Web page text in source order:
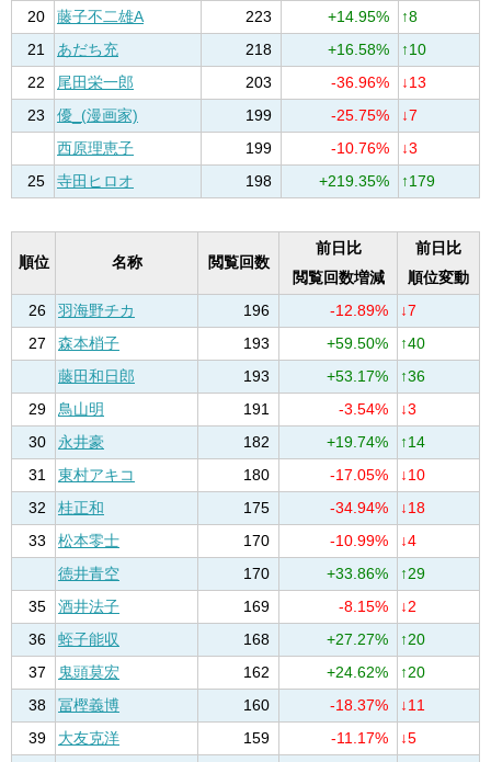
20
藤子不二雄A 223 +14.95%
↑8
21
あだち充 218 +16.58%
↑10
22
尾田栄一郎 203 -36.96%
↓13
23
優_(漫画家) 199 -25.75%
↓7
西原理恵子
199 -10.76%
↓3
25
寺田ヒロオ 198 +219.35% ↑179
順位 名称 閲覧回数
前日比
閲覧回数増減
前日比
順位変動
26
羽海野チカ 196 -12.89%
↓7
27
森本梢子 193 +59.50%
↑40
藤田和日郎
193 +53.17%
↑36
29
鳥山明 191 -3.54%
↓3
30
永井豪 182 +19.74%
↑14
31
東村アキコ 180 -17.05%
↓10
32
桂正和 175 -34.94%
↓18
33
松本零士 170 -10.99%
↓4
徳井青空
170 +33.86%
↑29
35
酒井法子 169 -8.15%
↓2
36
蛭子能収 168 +27.27%
↑20
37
鬼頭莫宏 162 +24.62%
↑20
38
冨樫義博 160 -18.37%
↓11
39
大友克洋 159 -11.17%
↓5